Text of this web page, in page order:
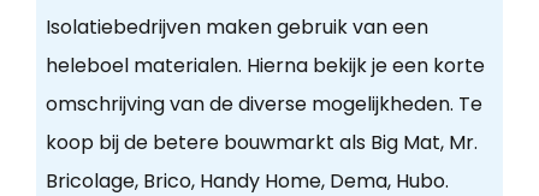
Isolatiebedrijven maken gebruik van een
heleboel materialen. Hierna bekijk je een korte
omschrijving van de diverse mogelijkheden. Te
koop bij de betere bouwmarkt als Big Mat, Mr.
Bricolage, Brico, Handy Home, Dema, Hubo.